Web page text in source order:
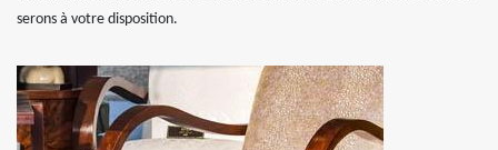
serons à votre disposition.